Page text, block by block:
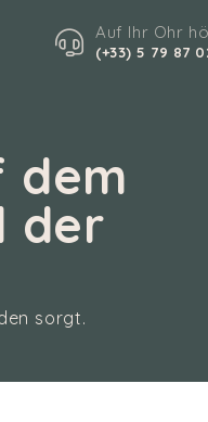
Auf Ihr Ohr
(+33) 5 79 87
dem
der
sorgt.